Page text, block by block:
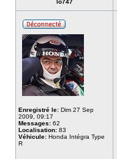
lo747
Enregistré le: Dim 27 Sep
2009, 09:17
Messages: 62
Localisation: 83
Véhicule: Honda Intégra Type
R